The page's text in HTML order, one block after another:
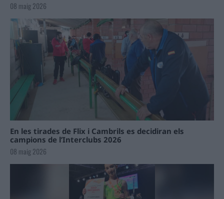
08 maig 2026
En les tirades de Flix i Cambrils es decidiran els
campions de l’Interclubs 2026
08 maig 2026